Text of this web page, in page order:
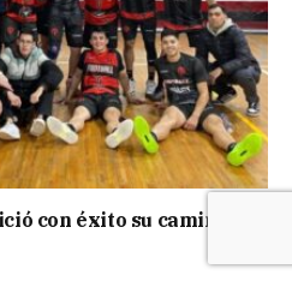
con éxito su camino en